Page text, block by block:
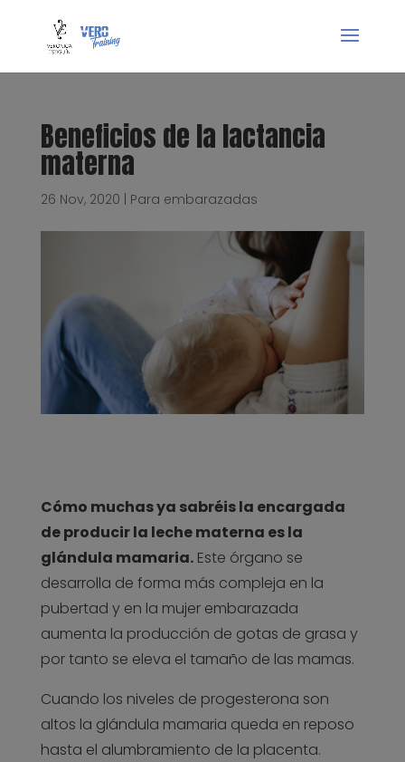
Beneficios de la lactancia
materna
26 Nov, 2020 Para embarazadas
Cómo muchas ya sabréis la encargada
de producir la leche materna es la
glándula mamaria.Este órgano se
desarrolla de forma más compleja en la
pubertad y en la mujer embarazada
aumenta la producción de gotas de grasa y
por tanto se eleva el tamaño de las mamas.
Cuando los niveles de progesterona son
altos la glándula mamaria queda en reposo
hasta el alumbramiento de la placenta.